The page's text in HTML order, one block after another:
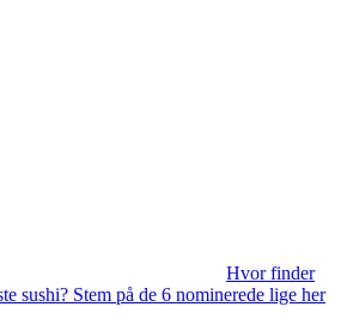
Hvor finder
sushi? Stem på de 6 nominerede lige her